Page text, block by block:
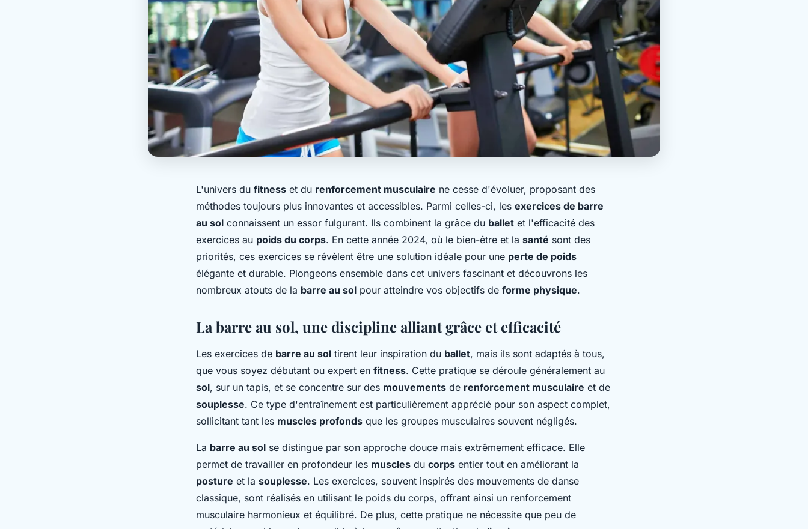
L'univers du fitness et du renforcement musculaire ne cesse d'évoluer, proposant des
méthodes toujours plus innovantes et accessibles. Parmi celles-ci, les exercices de barre
au sol connaissent un essor fulgurant. Ils combinent la grâce du ballet et l'efficacité des
exercices au poids du corps. En cette année 2024, où le bien-être et la santé sont des
priorités, ces exercices se révèlent être une solution idéale pour une perte de poids
élégante et durable. Plongeons ensemble dans cet univers fascinant et découvrons les
nombreux atouts de la barre au sol pour atteindre vos objectifs de forme physique.
La barre au sol, une discipline alliant grâce et efficacité
Les exercices de barre au sol tirent leur inspiration du ballet, mais ils sont adaptés à tous,
que vous soyez débutant ou expert en fitness. Cette pratique se déroule généralement au
sol, sur un tapis, et se concentre sur des mouvements de renforcement musculaire et de
souplesse. Ce type d'entraînement est particulièrement apprécié pour son aspect complet,
sollicitant tant les muscles profonds que les groupes musculaires souvent négligés.
La barre au sol se distingue par son approche douce mais extrêmement efficace. Elle
permet de travailler en profondeur les muscles du corps entier tout en améliorant la
posture et la souplesse. Les exercices, souvent inspirés des mouvements de danse
classique, sont réalisés en utilisant le poids du corps, offrant ainsi un renforcement
musculaire harmonieux et équilibré. De plus, cette pratique ne nécessite que peu de